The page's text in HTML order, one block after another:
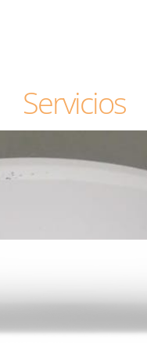
Servicios